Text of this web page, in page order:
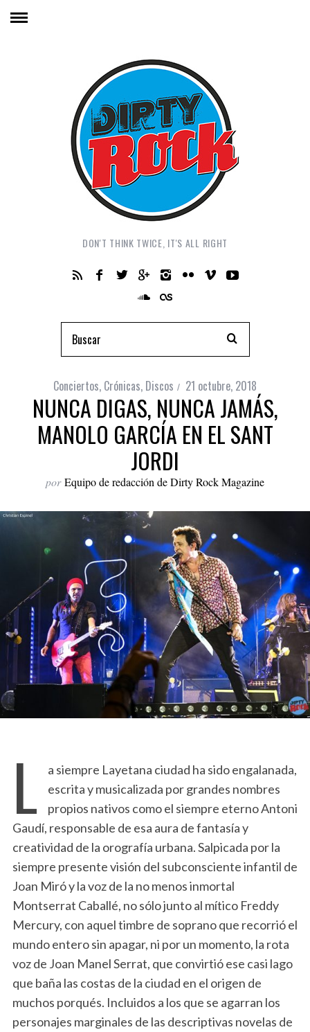
DON'T THINK TWICE, IT'S ALL RIGHT
Conciertos, Crónicas, Discos 21 octubre, 2018
NUNCA DIGAS, NUNCA JAMÁS,
MANOLO GARCÍA EN EL SANT
JORDI
por Equipo de redacción de Dirty Rock Magazine
L
a siempre Layetana ciudad ha sido engalanada,
escrita y musicalizada por grandes nombres
propios nativos como el siempre eterno Antoni
Gaudí, responsable de esa aura de fantasía y
creatividad de la orografía urbana. Salpicada por la
siempre presente visión del subconsciente infantil de
Joan Miró y la voz de la no menos inmortal
Montserrat Caballé, no sólo junto al mítico Freddy
Mercury, con aquel timbre de soprano que recorrió el
mundo entero sin apagar, ni por un momento, la rota
voz de Joan Manel Serrat, que convirtió ese casi lago
que baña las costas de la ciudad en el origen de
muchos porqués. Incluidos a los que se agarran los
personajes marginales de las descriptivas novelas de